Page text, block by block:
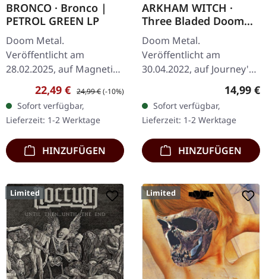
BRONCO · Bronco |
PETROL GREEN LP
Doom Metal.
Veröffentlicht am
28.02.2025, auf Magnetic
Eye Records.
Petrolgrünes Vinyl mit
insert. Limitierte Auflage.
Südlich von Wilmington,
North…
Verkaufspreis:
22,49 € Regulärer Preis:
24,99 €(-10%)
Sofort verfügbar,
Lieferzeit: 1-2 Werktage
HINZUFÜGEN
ARKHAM WITCH ·
Three Bladed Doom
[BLACK] | LP
Doom Metal.
Veröffentlicht am
30.04.2022, auf Journey's
End Records. Schwarzes
Vinyl mit Insert, limitiert
auf 200 Exemplare.
14,99 €
Sofort verfügbar,
Lieferzeit: 1-2 Werktage
HINZUFÜGEN
Limited Limited